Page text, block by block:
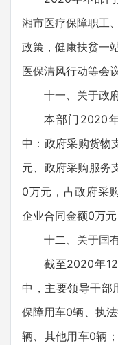
湘市医疗保障职工
政策，健康扶贫一
医保清风行动等会议
十一、关于政
本部门2020
中：政府采购货物
元、政府采购服务
0万元，占政府采
企业合同金额0万元
十二、关于国
截至2020年
中，主要领导干部
保障用车0辆、执
辆、其他用车0辆